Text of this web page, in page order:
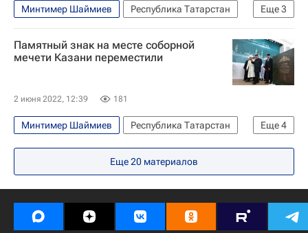
Еще3
Минтимер Шаймиев
Республика Татарстан
ЮНЕСКО
Рустам Минниханов Казань
Памятный знак на месте соборной
мечети Казани переместили
2 июня 2022, 12:39 181
Еще4
Минтимер Шаймиев
Республика Татарстан
Казань
Россия
Рустам Минниханов
Еще20 материалов